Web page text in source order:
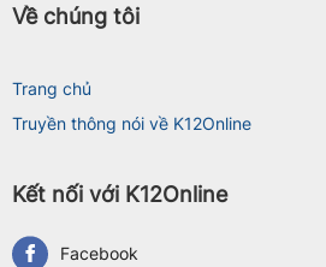
Về chúng tôi
Trang chủ
Truyền thông nói về K12Online
Kết nối với K12Online
Facebook